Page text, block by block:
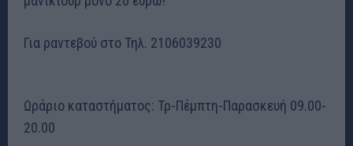
Για ραντεβού στο Τηλ. 2106039230
Ωράριο καταστήματος: Τρ-Πέμπτη-Παρασκευή 09.00-
20.00